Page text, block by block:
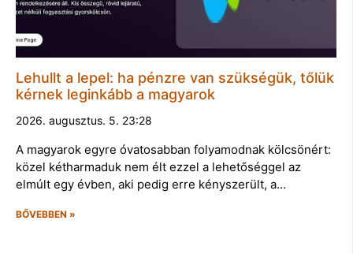
Lehullt a lepel: ha pénzre van szükségük, tőlük
kérnek leginkább a magyarok
2026. augusztus. 5. 23:28
A magyarok egyre óvatosabban folyamodnak kölcsönért:
közel kétharmaduk nem élt ezzel a lehetőséggel az
elmúlt egy évben, aki pedig erre kényszerült, a…
BŐVEBBEN »